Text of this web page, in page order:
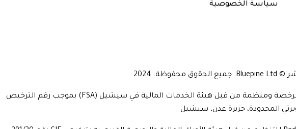
سياسة الخصوصية
تفاصيل الشركة: يشغّل موقع (www.seekapa.com.com) من قبل شركة Bluepine Ltd، شركة استثمار في سيشيل، مرخصة ومنظمة من قبل هيئة الخدمات المالية في سيشيل (FSA) بموجب رقم الترخيص